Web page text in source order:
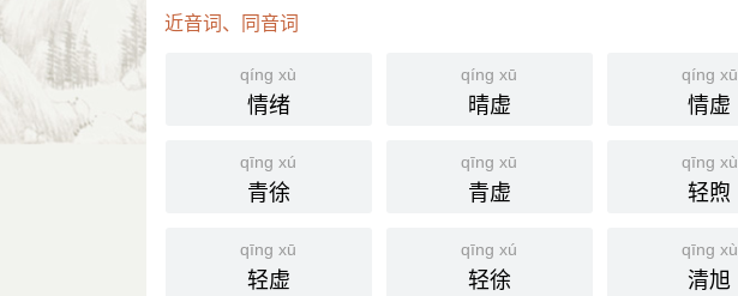
分字解释
xù
旭
近音词、同音词
qíng xù
情绪
qíng xū
晴虚
qíng xū
情虚
qīng xú
青徐
qīng xū
青虚
qīng xù
轻煦
qīng xū
轻虚
qīng xú
轻徐
qīng xù
清旭